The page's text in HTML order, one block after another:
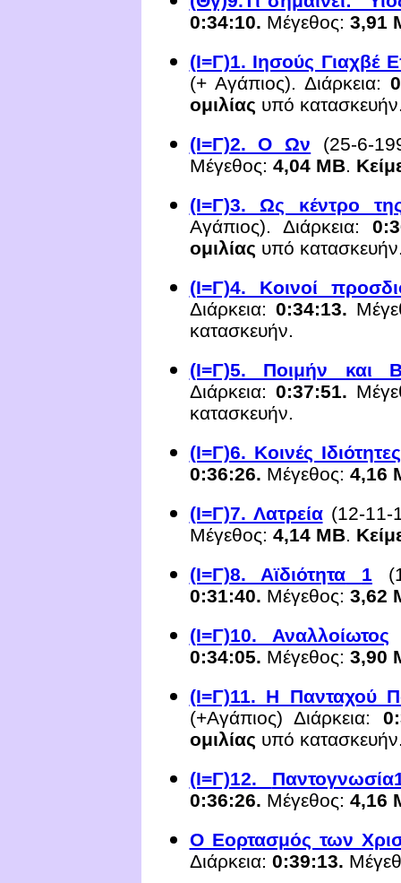
0:34:10. Μέγεθος: 3,91
(Ι=Γ)1. Ιησούς
(+Αγάπιος). Διάρκεια:
ομιλίας υπό
(Ι=Γ)2. Ο Ων
(25-6-
Μέγεθος: 4,04 ΜΒ.
(Ι=Γ)3. Ως κέντρο
Αγάπιος). Διάρκεια:
ομιλίας υπό
(Ι=Γ)4. Κοινοί
Διάρκεια: 0:34:13.
κατασκευήν.
(Ι=Γ)5. Ποιμήν και
Διάρκεια: 0:37:51.
κατασκευήν.
(Ι=Γ)6. Κοινές Ιδιότητες
0:36:26. Μέγεθος: 4,16
(Ι=Γ)7. Λατρεία (12-11-
Μέγεθος: 4,14 ΜΒ.
(Ι=Γ)8. Αϊδιότητα
1 (
0:31:40. Μέγεθος: 3,62
(Ι=Γ)10. Αναλλοίωτος
0:34:05. Μέγεθος: 3,90
(Ι=Γ)11. Η Πανταχού
(+Αγάπιος) Διάρκεια:
ομιλίας υπό
(Ι=Γ)12.
0:36:26. Μέγεθος: 4,16
Ο Εορτασμός των
Διάρκεια: 0:39:13.